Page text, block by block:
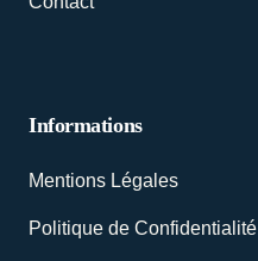
Informations
Mentions Légales
Politique de Confidentialité